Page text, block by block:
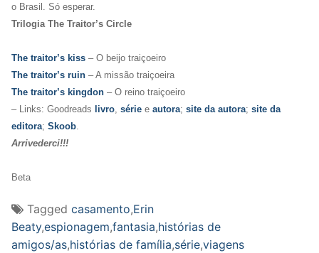
o Brasil. Só esperar.
Trilogia The Traitor’s Circle
The traitor’s kiss – O beijo traiçoeiro
The traitor’s ruin – A missão traiçoeira
The traitor’s kingdon – O reino traiçoeiro
– Links: Goodreads livro série e autora; site da autora; site da
editora; Skoob
Arrivederci!!!
Beta
Tagged casamento,Erin
Beaty,espionagem,fantasia,histórias de
amigos/as,histórias de família,série,viagens